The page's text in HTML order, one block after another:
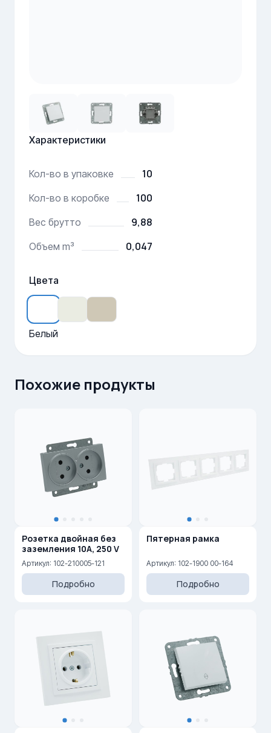
Характеристики
Кол-во в упаковке 10
Кол-во в коробке 100
Вес брутто 9,88
Объем m³ 0,047
Цвета
Белый
Похожие продукты
Розетка двойная без
заземления 10A, 250 V
Артикул: 102-210005-121
Подробно
Пятерная рамка
Артикул: 102-1900 00-164
Подробно